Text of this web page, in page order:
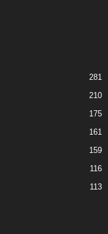
281
210
175
161
159
116
113